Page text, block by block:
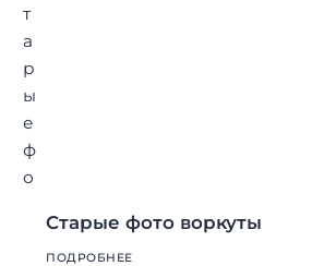
Старые фото воркуты
ПОДРОБНЕЕ